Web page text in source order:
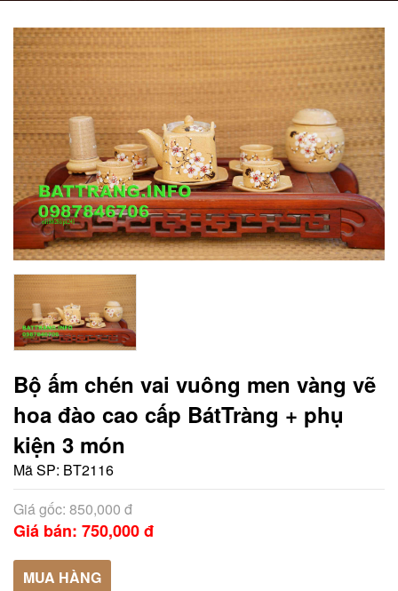
Bộ ấm chén vai vuông men vàng vẽ
hoa đào cao cấp BátTràng + phụ
kiện 3 món
Mã SP: BT2116
Giá gốc: 850,000 đ
Giá bán: 750,000 đ
MUA HÀNG